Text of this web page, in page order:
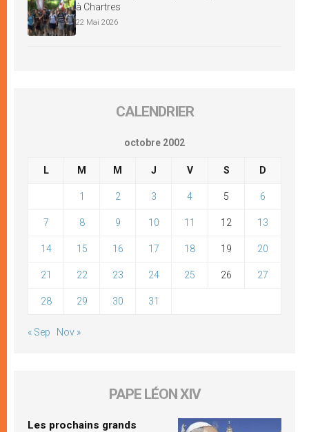
à Chartres
22 Mai 2026
CALENDRIER
octobre 2002
L M M J V S D
1 2 3 4 5 6
7 8 9 10 11 12 13
14 15 16 17 18 19 20
21 22 23 24 25 26 27
28 29 30 31
« Sep Nov »
PAPE LÉON XIV
Les prochains grands